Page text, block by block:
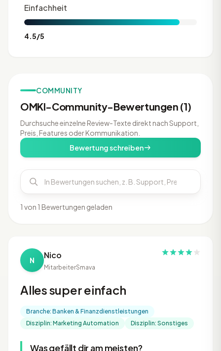
Einfachheit
4.5/5
COMMUNITY
OMKI-Community-Bewertungen (1)
Durchsuche einzelne Review-Texte direkt nach Support,
Preis, Features oder Kommunikation.
Bewertung schreiben
1 von 1 Bewertungen geladen
N Nico
MitarbeiterSmava
Alles super einfach
Branche: Banken & Finanzdienstleistungen
Disziplin: Marketing Automation
Disziplin: Sonstiges
Was gefällt dir am meisten?